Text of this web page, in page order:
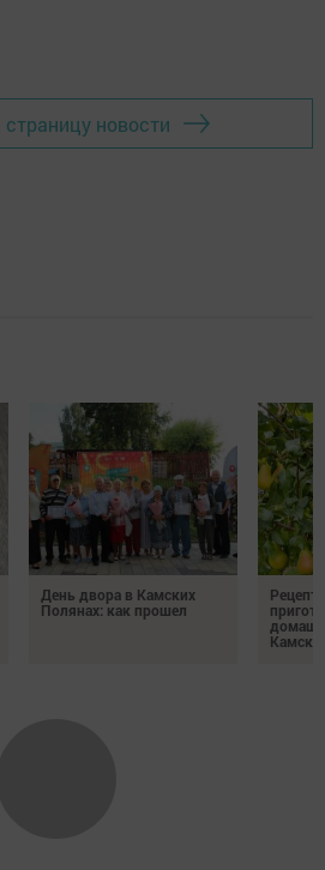
страницу новости
День двора в Камских
Полянах: как прошел